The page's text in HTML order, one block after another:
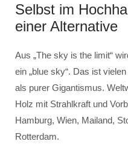
Selbst im
einer Alternative
Aus „The sky is the limit“
ein „blue sky“. Das ist
als purer Gigantismus.
Holz mit Strahlkraft und
Hamburg, Wien, Mailand,
Rotterdam.